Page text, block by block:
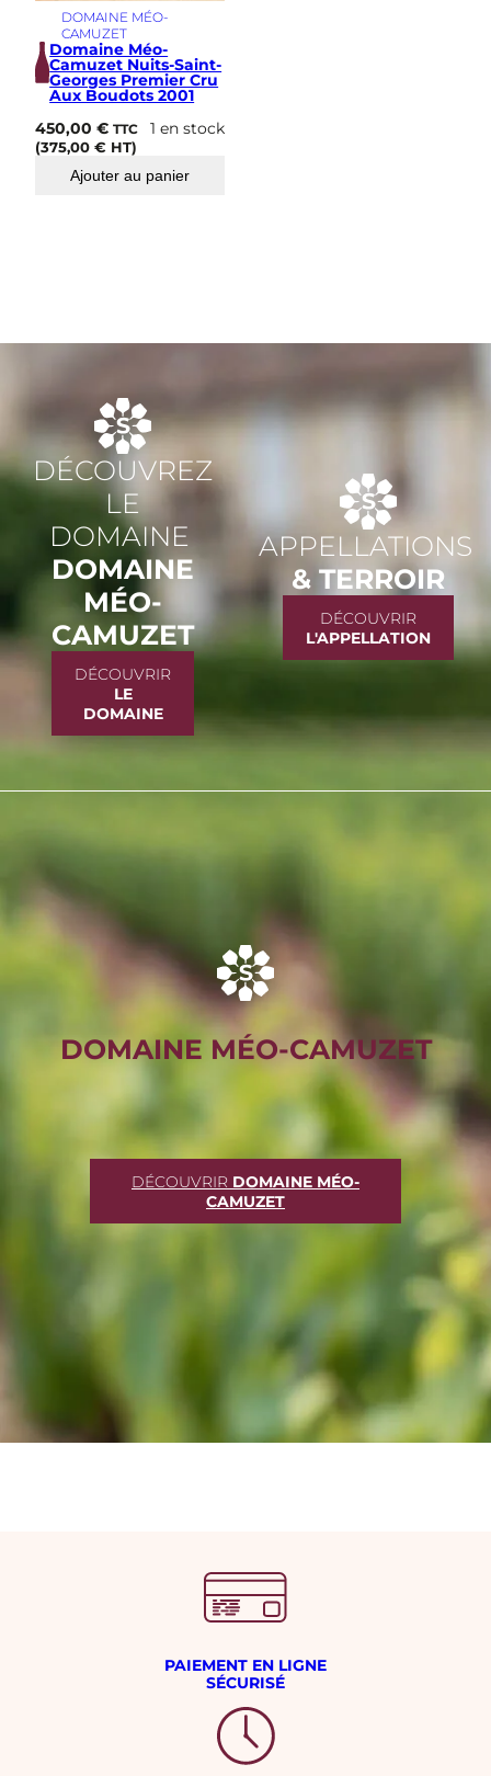
DOMAINE MÉO-
CAMUZET
Domaine Méo-
Camuzet Nuits-Saint-
Georges Premier Cru
Aux Boudots 2001
450,00€ TTC
(375,00€ HT)
1 en stock
Ajouter au panier
DÉCOUVREZ
LE
DOMAINE
DOMAINE
MÉO-
CAMUZET
DÉCOUVRIR
LE
DOMAINE
APPELLATIONS
& TERROIR
DÉCOUVRIR
L'APPELLATION
DOMAINE MÉO-CAMUZET
DÉCOUVRIR DOMAINE MÉO-
CAMUZET
PAIEMENT EN LIGNE
SÉCURISÉ